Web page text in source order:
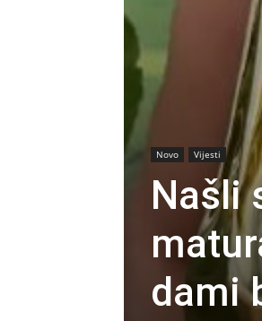
Novo Vijesti
Našli
dami